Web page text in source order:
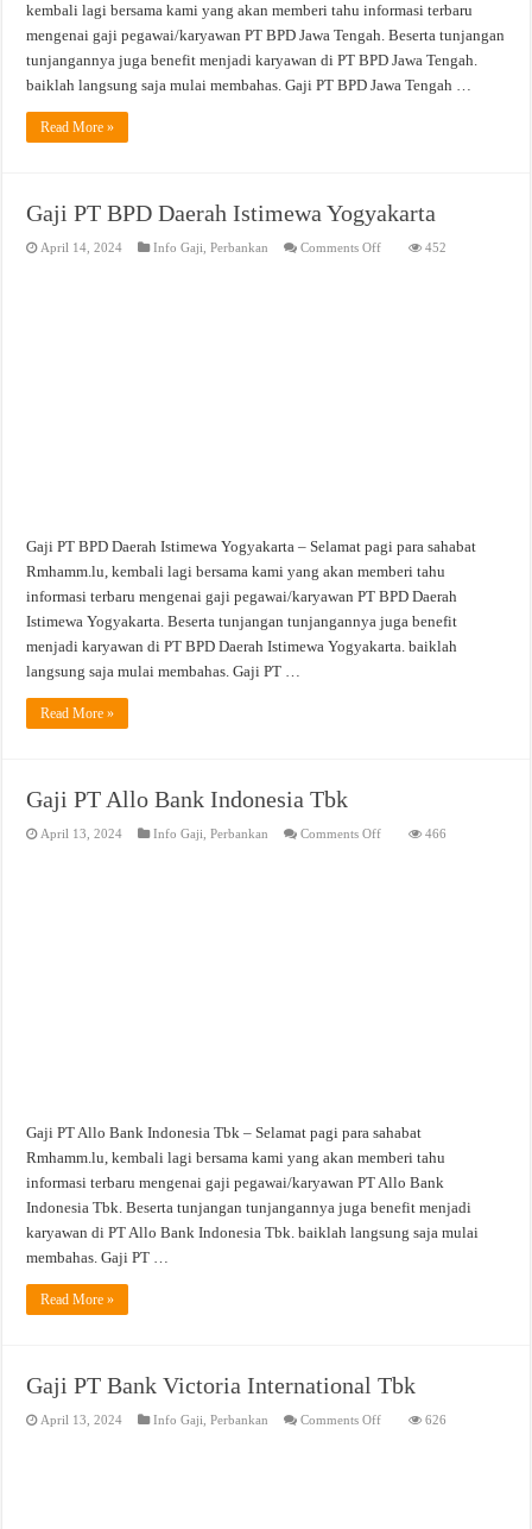
kembali lagi bersama kami yang akan memberi tahu informasi terbaru
mengenai gaji pegawai/karyawan PT BPD Jawa Tengah. Beserta tunjangan
tunjangannya juga benefit menjadi karyawan di PT BPD Jawa Tengah.
baiklah langsung saja mulai membahas. Gaji PT BPD Jawa Tengah …
Read More »
Gaji PT BPD Daerah Istimewa Yogyakarta
April 14, 2024 Info Gaji ,Perbankan Comments Offon
452
Gaji PT BPD Daerah Istimewa Yogyakarta – Selamat pagi para sahabat
Rmhamm.lu, kembali lagi bersama kami yang akan memberi tahu
informasi terbaru mengenai gaji pegawai/karyawan PT BPD Daerah
Istimewa Yogyakarta. Beserta tunjangan tunjangannya juga benefit
menjadi karyawan di PT BPD Daerah Istimewa Yogyakarta. baiklah
langsung saja mulai membahas. Gaji PT …
Read More »
Gaji PT Allo Bank Indonesia Tbk
April 13, 2024 Info Gaji ,Perbankan Comments Offon
466
Gaji PT Allo Bank Indonesia Tbk – Selamat pagi para sahabat
Rmhamm.lu, kembali lagi bersama kami yang akan memberi tahu
informasi terbaru mengenai gaji pegawai/karyawan PT Allo Bank
Indonesia Tbk. Beserta tunjangan tunjangannya juga benefit menjadi
karyawan di PT Allo Bank Indonesia Tbk. baiklah langsung saja mulai
membahas. Gaji PT …
Read More »
Gaji PT Bank Victoria International Tbk
April 13, 2024 Info Gaji ,Perbankan Comments Offon
626